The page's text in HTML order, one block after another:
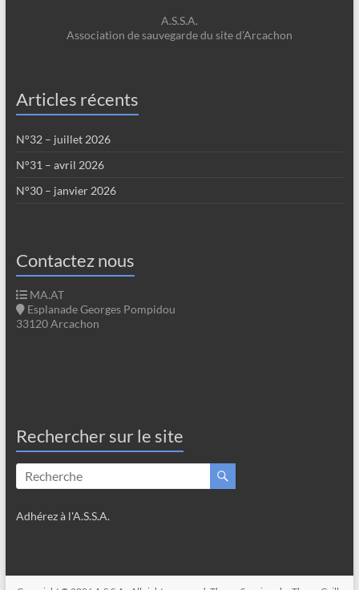
A.S.S.A.
Association de sauvegarde du site d’Arcachon
Articles récents
N°32 – juillet 2026
N°31 – avril 2026
N°30 – janvier 2026
Contactez nous
MA.AT
Esplanade Georges Pompidou
33120 Arcachon
Rechercher sur le site
Adhérez à l'A.S.S.A.